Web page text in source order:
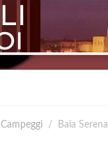
Campeggi Baia Serena